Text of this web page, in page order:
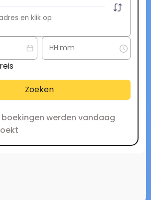
Zoeken
boekingen werden vandaag